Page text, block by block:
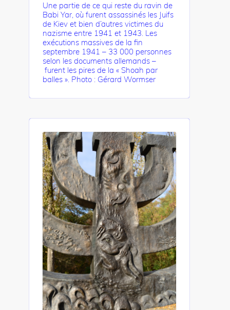
Une partie de ce qui reste du ravin de
Babi Yar, où furent assassinés les Juifs
de Kiev et bien d’autres victimes du
nazisme entre 1941 et 1943. Les
exécutions massives de la fin
septembre 1941 – 33 000 personnes
selon les documents allemands –
furent les pires de la « Shoah par
balles ». Photo : Gérard Wormser